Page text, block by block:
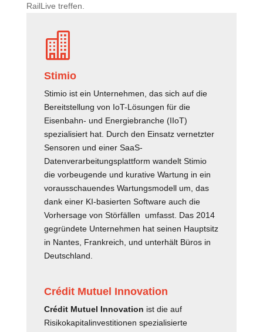
RailLive treffen.

Stimio
Stimio ist ein Unternehmen, das sich auf die
Bereitstellung von IoT-Lösungen für die
Eisenbahn- und Energiebranche (IIoT)
spezialisiert hat. Durch den Einsatz vernetzter
Sensoren und einer SaaS-
Datenverarbeitungsplattform wandelt Stimio
die vorbeugende und kurative Wartung in ein
vorausschauendes Wartungsmodell um, das
dank einer KI-basierten Software auch die
Vorhersage von Störfällen umfasst. Das 2014
gegründete Unternehmen hat seinen Hauptsitz
in Nantes, Frankreich, und unterhält Büros in
Deutschland.
Crédit Mutuel Innovation
Crédit Mutuel Innovation ist die auf
Risikokapitalinvestitionen spezialisierte